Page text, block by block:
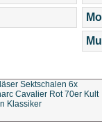
Sektschalen 6x
Cavalier Rot 70er Kult
Klassiker